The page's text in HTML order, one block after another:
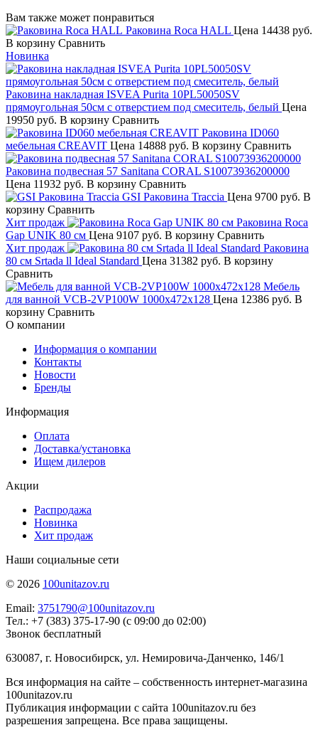
Вам также может понравиться
Раковина Roca HALL Цена 14438 руб.
В корзину Сравнить
Новинка
Раковина накладная ISVEA Purita 10PL50050SV
прямоугольная 50см с отверстием под смеситель, белый Цена
19950 руб. В корзину Сравнить
Раковина ID060
мебельная CREAVIT Цена 14888 руб. В корзину Сравнить
Раковина подвесная 57 Sanitana CORAL S10073936200000
Цена 11932 руб. В корзину Сравнить
GSI Раковина Traccia Цена 9700 руб. В
корзину Сравнить
Хит продаж
Раковина Roca
Gap UNIK 80 см Цена 9107 руб. В корзину Сравнить
Хит продаж
Раковина
80 см Srtada ll Ideal Standard Цена 31382 руб. В корзину
Сравнить
Мебель
для ванной VCB-2VP100W 1000х472х128 Цена 12386 руб. В
корзину Сравнить
О компании
Информация о компании
Контакты
Новости
Бренды
Информация
Оплата
Доставка/установка
Ищем дилеров
Акции
Распродажа
Новинка
Хит продаж
Наши социальные сети
© 2026 100unitazov.ru
Email: 3751790@100unitazov.ru
Тел.: +7 (383) 375-17-90 (с 09:00 до 02:00)
Звонок бесплатный
630087, г. Новосибирск, ул. Немировича-Данченко, 146/1
Вся информация на сайте – собственность интернет-магазина
100unitazov.ru
Публикация информации с сайта 100unitazov.ru без
разрешения запрещена. Все права защищены.